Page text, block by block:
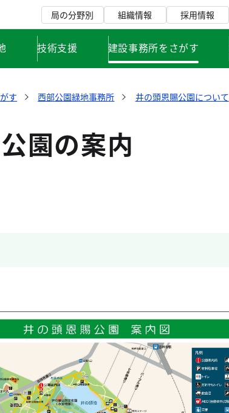
局の分野別 組織情報 採用情報
技術支援 建設事務所をさがす
す 西部公園緑地事務所 井の頭恩賜公園について
園の案内